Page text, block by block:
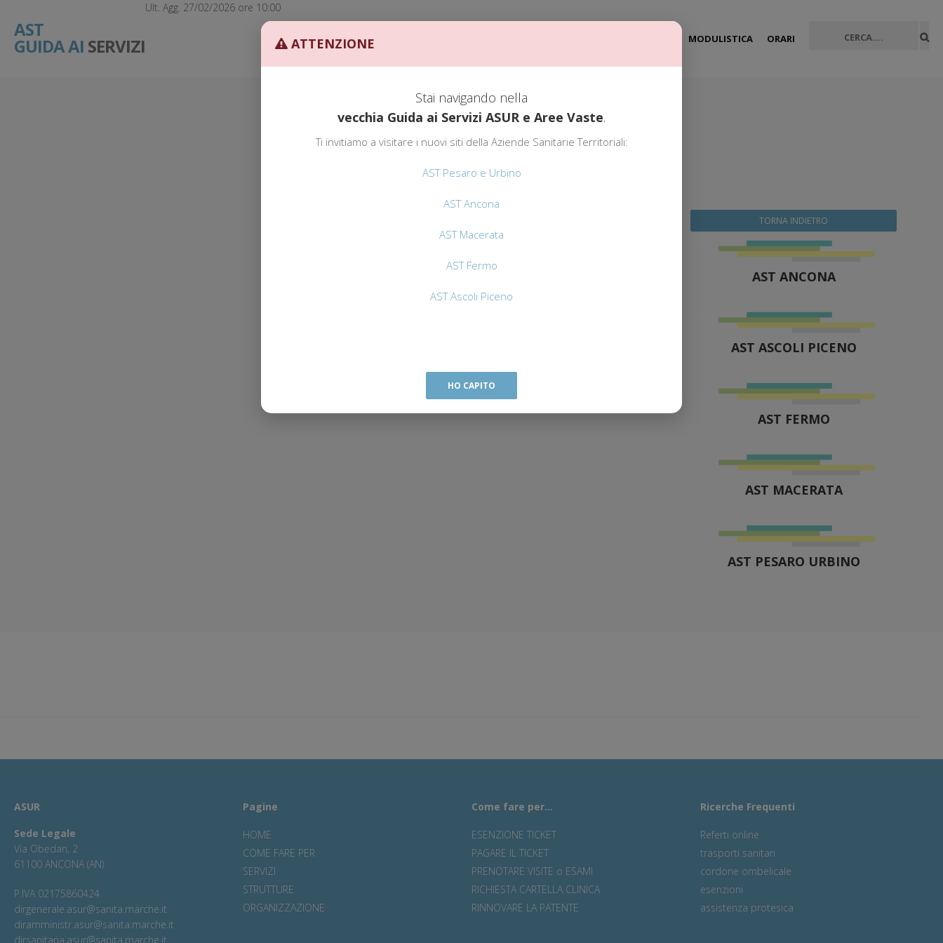
AST
GUIDA AI SERVIZI
Ult. Agg. 27/02/2026 ore 10:00
MODULISTICA ORARI
GUIDA AI SERVIZIAST
AST MACERATA
TORNA INDIETRO
AST ANCONA
AST ASCOLI PICENO
AST FERMO
AST MACERATA
AST PESARO URBINO
ASUR
Sede Legale
Via Obedan, 2
61100 ANCONA (AN)
P.IVA 02175860424
dirgenerale.asur@sanita.marche.it
diramministr.asur@sanita.marche.it
dirsanitaria.asur@sanita.marche.it
Pagine
HOME
COME FARE PER
SERVIZI
STRUTTURE
ORGANIZZAZIONE
Come fare per...
ESENZIONE TICKET
PAGARE IL TICKET
PRENOTARE VISITE o ESAMI
RICHIESTA CARTELLA CLINICA
RINNOVARE LA PATENTE
Ricerche Frequenti
Referti online
trasporti sanitari
cordone ombelicale
esenzioni
assistenza protesica
ATTENZIONE
Stai navigando nella
vecchia Guida ai Servizi ASUR e Aree Vaste.
Ti invitiamo a visitare i nuovi siti della Aziende Sanitarie Territoriali:
AST Pesaro e Urbino
AST Ancona
AST Macerata
AST Fermo
AST Ascoli Piceno
HO CAPITO